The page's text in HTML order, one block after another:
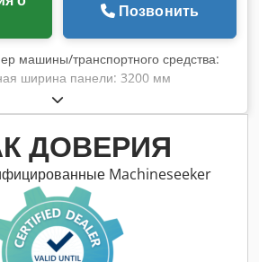
Позвонить
машины/транспортного средства:
ширина панели: 3200 мм
панели: 1000 мм Количество
Ad Sswa Позиционирование
да Боковые горизонтальные группы:
ДОВЕРИЯ
Machineseeker